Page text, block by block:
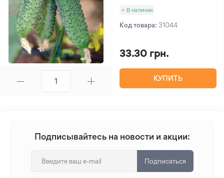
В наличии
Код товара: 31044
33.30 грн.
КУПИТЬ
Подписывайтесь на новости и акции:
Подписаться